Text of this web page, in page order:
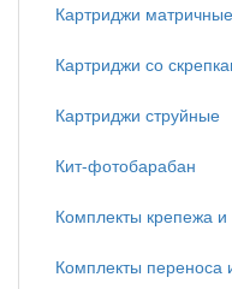
Картриджи матричные
Картриджи со
Картриджи струйные
Кит-фотобарабан
Комплекты крепежа и
Комплекты переноса